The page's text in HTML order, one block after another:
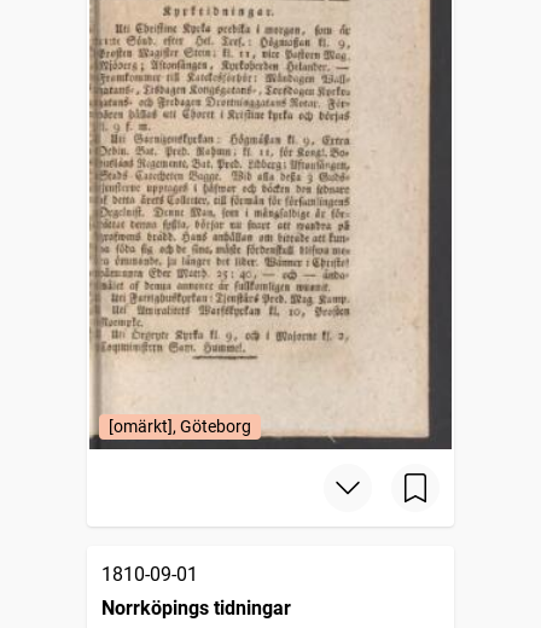
[omärkt], Göteborg
1810-09-01
Norrköpings tidningar